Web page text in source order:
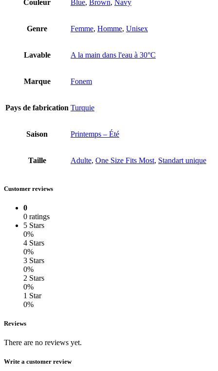
Couleur Blue, Brown, Navy
Genre Femme, Homme, Unisex
Lavable A la main dans l'eau à 30°C
Marque Fonem
Pays de fabrication Turquie
Saison Printemps – Été
Taille Adulte, One Size Fits Most, Standart unique
Customer reviews
0
0 ratings
5 Stars
0%
4 Stars
0%
3 Stars
0%
2 Stars
0%
1 Star
0%
Reviews
There are no reviews yet.
Write a customer review